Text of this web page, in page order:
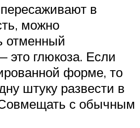
пересаживают в
можно
отменный
это глюкоза. Если
форме, то
штуку развести в
с обычным